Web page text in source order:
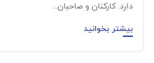
دارد. کارکنان و صاحبان...
بیشتر بخوانید